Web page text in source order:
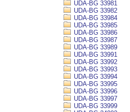
UDA-BG 33981
UDA-BG 33982
UDA-BG 33984
UDA-BG 33985
UDA-BG 33986
UDA-BG 33987
UDA-BG 33989
UDA-BG 33991
UDA-BG 33992
UDA-BG 33993
UDA-BG 33994
UDA-BG 33995
UDA-BG 33996
UDA-BG 33997
UDA-BG 33999